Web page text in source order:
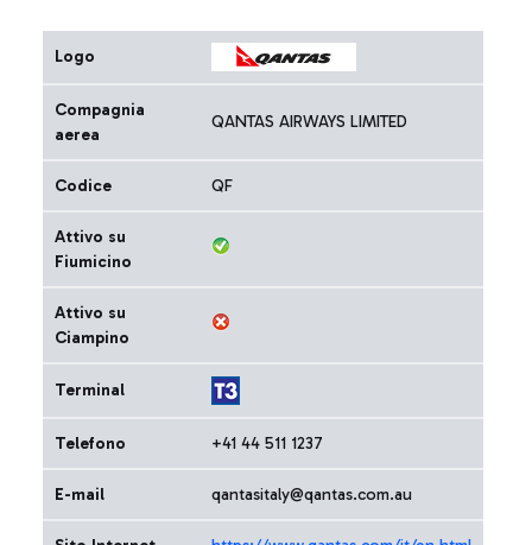
Logo
Compagnia
aerea
QANTAS AIRWAYS LIMITED
Codice QF
Attivo su
Fiumicino
Attivo su
Ciampino
Terminal
Telefono +41 44 511 1237
E-mail qantasitaly@qantas.com.au